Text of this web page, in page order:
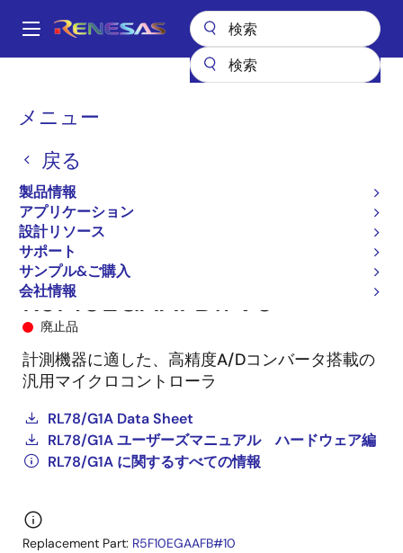
ン
Main
メニュー
戻る
製品情報
アプリケーション
設計リソース
サポート
サンプル&ご購入
会社情報
パ
く
ず
マイクロコントローラとマイクロプロセッサ
R5F10EGAAFB#V0
廃止品
計測機器に適した、高精度A/Dコンバータ搭載の
汎用マイクロコントローラ
RL78/G1A Data Sheet
RL78/G1A ユーザーズマニュアル ハードウェア編
RL78/G1A に関するすべての情報
Replacement Part: R5F10EGAAFB#10